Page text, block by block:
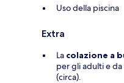
Uso della piscina
Extra
La colazione a
per gli adulti e da
(circa).